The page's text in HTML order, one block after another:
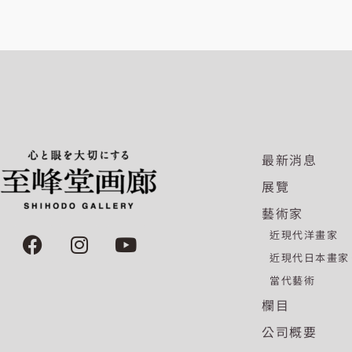
F
a
I
n
Y
o
最新消息
展覽
藝術家
近現代洋畫家
近現代日本畫
當代藝術
欄目
公司概要